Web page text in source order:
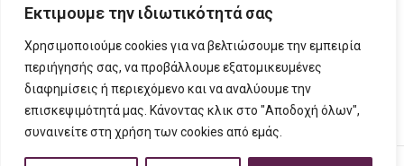
Εκτιμουμε την ιδιωτικότητά σας
Χρησιμοποιούμε cookies για να βελτιώσουμε την εμπειρία
περιήγησής σας, να προβάλλουμε εξατομικευμένες
διαφημίσεις ή περιεχόμενο και να αναλύουμε την
επισκεψιμότητά μας. Κάνοντας κλικ στο "Αποδοχή όλων",
συναινείτε στη χρήση των cookies από εμάς.
ΣΤΟΙΧΕΙΑ ΕΠΙΚΟΙΝΩΝΙΑΣ
ΠΛΗΡΟΦΟΡΙΕΣ
FIGURINO 2023 CREATED BYTech PlaceCreative Ideas Creative Solutions.